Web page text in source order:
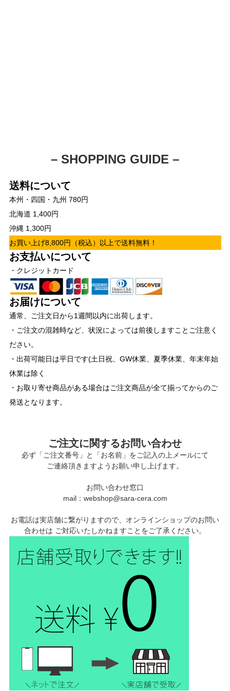
– SHOPPING GUIDE –
送料について
本州・四国・九州 780円
北海道 1,400円
沖縄 1,300円
お買い上げ8,800円（税込）以上で送料無料！
お支払いについて
・クレジットカード
お届けについて
通常、ご注文日から1週間以内に出荷します。
・ご注文の混雑時など、状況によっては前後しますことご注意く
ださい。
・出荷可能日は平日です(土日祝、GW休業、夏季休業、年末年始
休業は除く
・お取り寄せ商品がある場合はご注文商品が全て揃ってからのご
発送となります。
ご注文に関するお問い合わせ
必ず「ご注文番号」と「お名前」をご記入の上メールにて
ご連絡頂きますようお願い申し上げます。
お問い合わせ窓口
mail：webshop@sara-cera.com
お電話は実店舗に繋がりますので、オンラインショップのお問い
合わせは ご対応いたしかねますことをご了承ください。